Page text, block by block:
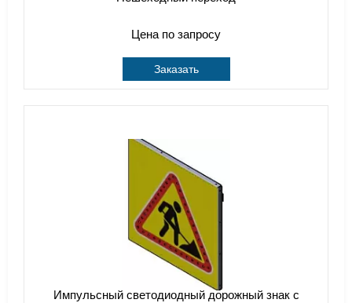
Цена по запросу
Заказать
Импульсный cветодиодный дорожный знак с